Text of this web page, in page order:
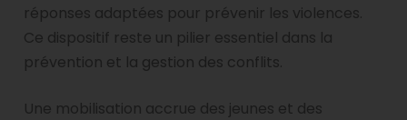
réponses adaptées pour prévenir les violences.
Ce dispositif reste un pilier essentiel dans la
prévention et la gestion des conflits.
Une mobilisation accrue des jeunes et des